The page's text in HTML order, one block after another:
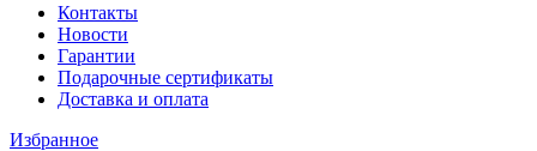
Контакты
Новости
Гарантии
Подарочные сертификаты
Доставка и оплата
Избранное